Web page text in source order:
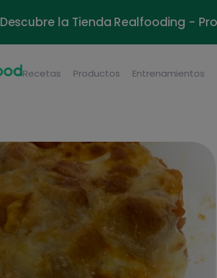
Descubre la Tienda Realfooding -
Recetas Productos Entrenamientos